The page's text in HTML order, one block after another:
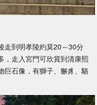
走到明孝陵約莫20～30分
，走入宮門可欣賞到清康熙
巨石像，有獅子、獬豸、駱